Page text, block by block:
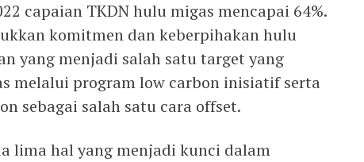
capaian TKDN hulu migas mencapai 64%.
komitmen dan keberpihakan hulu
yang menjadi salah satu target yang
melalui program low carbon inisiatif serta
sebagai salah satu cara offset.
lima hal yang menjadi kunci dalam